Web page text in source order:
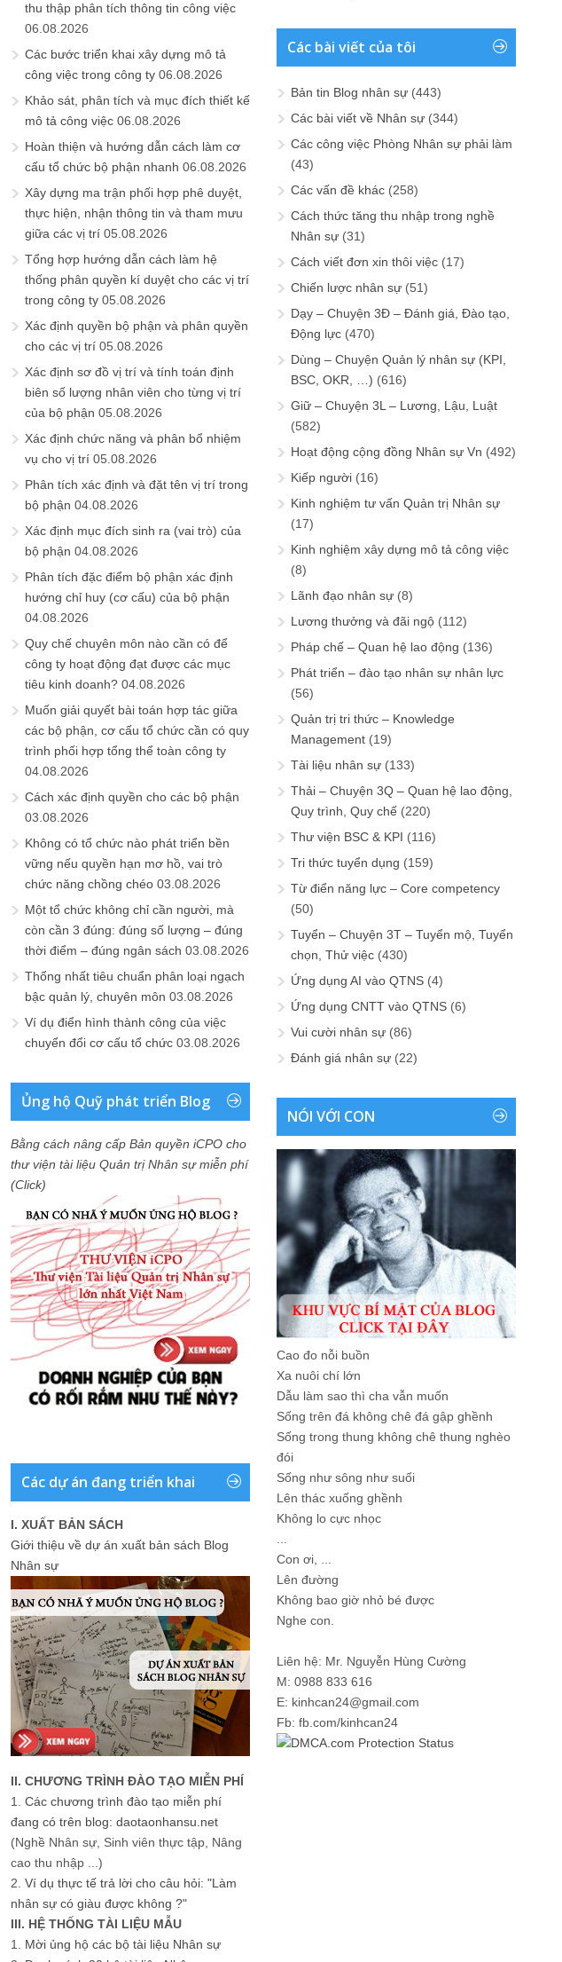
thu thập phân tích thông tin công việc
06.08.2026
Các bước triển khai xây dựng mô tả
công việc trong công ty 06.08.2026
Khảo sát, phân tích và mục đích thiết kế
mô tả công việc 06.08.2026
Hoàn thiện và hướng dẫn cách làm cơ
cấu tổ chức bộ phận nhanh 06.08.2026
Xây dựng ma trận phối hợp phê duyệt,
thực hiện, nhận thông tin và tham mưu
giữa các vị trí 05.08.2026
Tổng hợp hướng dẫn cách làm hệ
thống phân quyền kí duyệt cho các vị trí
trong công ty 05.08.2026
Xác định quyền bộ phận và phân quyền
cho các vị trí 05.08.2026
Xác định sơ đồ vị trí và tính toán định
biên số lượng nhân viên cho từng vị trí
của bộ phận 05.08.2026
Xác định chức năng và phân bổ nhiệm
vụ cho vị trí 05.08.2026
Phân tích xác định và đặt tên vị trí trong
bộ phận 04.08.2026
Xác định mục đích sinh ra (vai trò) của
bộ phận 04.08.2026
Phân tích đặc điểm bộ phận xác định
hướng chỉ huy (cơ cấu) của bộ phận
04.08.2026
Quy chế chuyên môn nào cần có để
công ty hoạt động đạt được các mục
tiêu kinh doanh? 04.08.2026
Muốn giải quyết bài toán hợp tác giữa
các bộ phận, cơ cấu tổ chức cần có quy
trình phối hợp tổng thể toàn công ty
04.08.2026
Cách xác định quyền cho các bộ phận
03.08.2026
Không có tổ chức nào phát triển bền
vững nếu quyền hạn mơ hồ, vai trò
chức năng chồng chéo 03.08.2026
Một tổ chức không chỉ cần người, mà
còn cần 3 đúng: đúng số lượng – đúng
thời điểm – đúng ngân sách 03.08.2026
Thống nhất tiêu chuẩn phân loại ngạch
bậc quản lý, chuyên môn 03.08.2026
Ví dụ điển hình thành công của việc
chuyển đổi cơ cấu tổ chức 03.08.2026
Ủng hộ Quỹ phát triển Blog
Bằng cách nâng cấp Bản quyền iCPO cho
thư viện tài liệu Quản trị Nhân sự miễn phí
(Click)
Các dự án đang triển khai
I. XUẤT BẢN SÁCH
Giới thiệu về dự án xuất bản sách Blog
Nhân sự
II. CHƯƠNG TRÌNH ĐÀO TẠO MIỄN PHÍ
1. Các chương trình đào tạo miễn phí
đang có trên blog: daotaonhansu.net
(Nghề Nhân sự, Sinh viên thực tập, Nâng
cao thu nhập ...)
2. Ví dụ thực tế trả lời cho câu hỏi: "Làm
nhân sự có giàu được không ?"
III. HỆ THỐNG TÀI LIỆU MẪU
1. Mời ủng hộ các bộ tài liệu Nhân sự
Các bài viết của tôi
Bản tin Blog nhân sự (443)
Các bài viết về Nhân sự (344)
Các công việc Phòng Nhân sự phải làm
(43)
Các vấn đề khác (258)
Cách thức tăng thu nhập trong nghề
Nhân sự (31)
Cách viết đơn xin thôi việc (17)
Chiến lược nhân sự (51)
Dạy – Chuyện 3Đ – Đánh giá, Đào tạo,
Động lực (470)
Dùng – Chuyện Quản lý nhân sự (KPI,
BSC, OKR, …) (616)
Giữ – Chuyện 3L – Lương, Lậu, Luật
(582)
Hoạt động cộng đồng Nhân sự Vn (492)
Kiếp người (16)
Kinh nghiệm tư vấn Quản trị Nhân sự
(17)
Kinh nghiệm xây dựng mô tả công việc
(8)
Lãnh đạo nhân sự (8)
Lương thưởng và đãi ngộ (112)
Pháp chế – Quan hệ lao động (136)
Phát triển – đào tạo nhân sự nhân lực
(56)
Quản trị tri thức – Knowledge
Management (19)
Tài liệu nhân sự (133)
Thải – Chuyện 3Q – Quan hệ lao động,
Quy trình, Quy chế (220)
Thư viện BSC & KPI (116)
Tri thức tuyển dụng (159)
Từ điển năng lực – Core competency
(50)
Tuyển – Chuyện 3T – Tuyển mộ, Tuyển
chọn, Thử việc (430)
Ứng dụng AI vào QTNS (4)
Ứng dụng CNTT vào QTNS (6)
Vui cười nhân sự (86)
Đánh giá nhân sự (22)
NÓI VỚI CON
Cao đo nỗi buồn
Xa nuôi chí lớn
Dẫu làm sao thì cha vẫn muốn
Sống trên đá không chê đá gập ghềnh
Sống trong thung không chê thung nghèo
đói
Sống như sông như suối
Lên thác xuống ghềnh
Không lo cực nhọc
Con ơi, ...
Lên đường
Không bao giờ nhỏ bé được
Nghe con.
Liên hệ: Mr. Nguyễn Hùng Cường
M: 0988 833 616
E: kinhcan24@gmail.com
Fb: fb.com/kinhcan24